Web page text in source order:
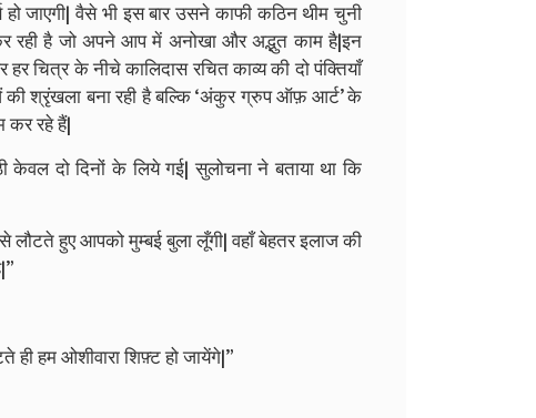
हो जाएगी| वैसे भी इस बार उसने काफी कठिन थीम चुनी
रही है जो अपने आप में अनोखा और अद्भुत काम है|इन
चित्र के नीचे कालिदास रचित काव्य की दो पंक्तियाँ
श्रृंखला बना रही है बल्कि ‘अंकुर ग्रुप ऑफ़ आर्ट’ के
कर रहे हैं|
केवल दो दिनों के लिये गई| सुलोचना ने बताया था कि
लौटते हुए आपको मुम्बई बुला लूँगी| वहाँ बेहतर इलाज की
ही हम ओशीवारा शिफ़्ट हो जायेंगे|”